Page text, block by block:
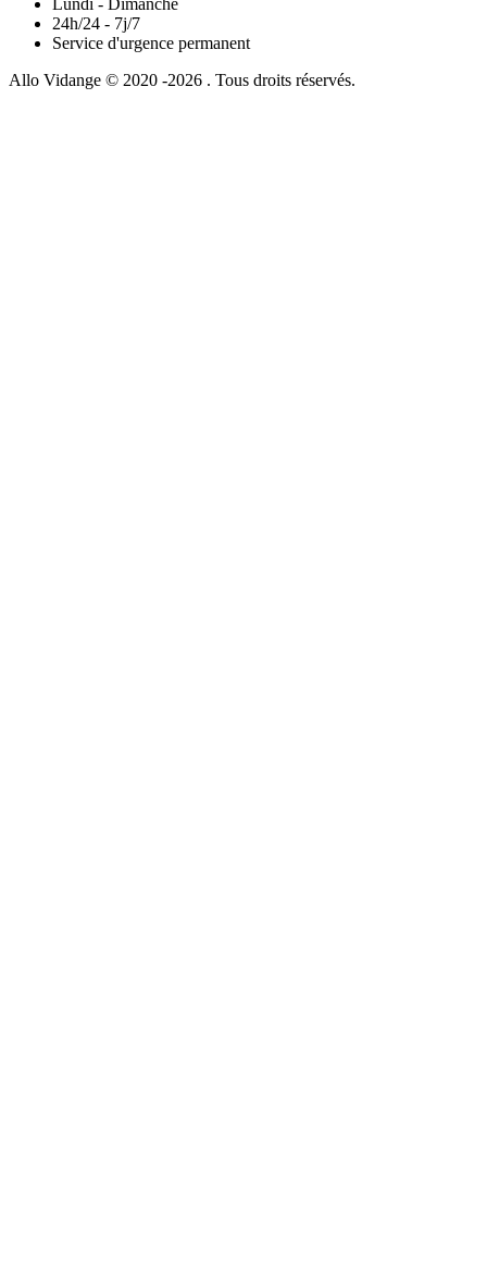
24h/24 - 7j/7
Service d'urgence permanent
Allo Vidange © 2020 -2026 . Tous droits réservés.